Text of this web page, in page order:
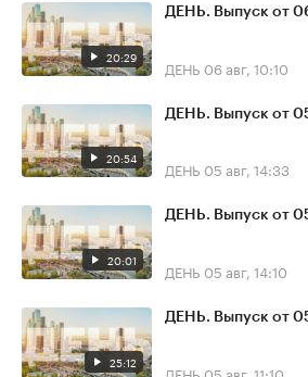
20:29
ДЕНЬ. Выпуск от
ДЕНЬ 06 авг, 10:10
20:54
ДЕНЬ. Выпуск от
ДЕНЬ 05 авг, 14:33
20:01
ДЕНЬ. Выпуск от
ДЕНЬ 05 авг, 14:10
25:12
ДЕНЬ. Выпуск от
ДЕНЬ 05 авг, 11:10